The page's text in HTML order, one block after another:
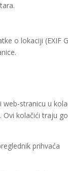
o lokaciji (EXIF
stranicu u
kolačići traju
prihvaća